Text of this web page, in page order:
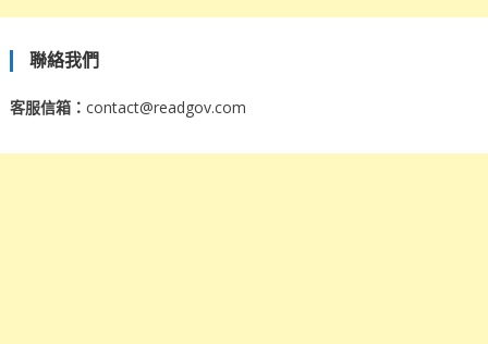
聯絡我們
客服信箱： contact@readgov.com